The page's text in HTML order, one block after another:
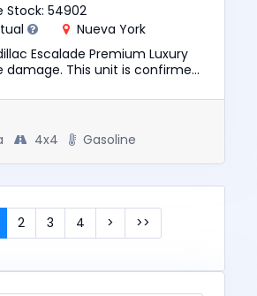
Stock: 54902
Nueva York
Escalade Premium Luxury
damage. This unit is confirmed
$80...
4x4 Gasoline
2 3 4 > >>